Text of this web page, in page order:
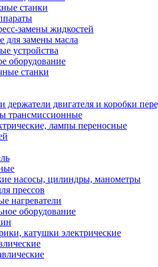
станки
замены жидкостей
для замены масла
устройства
оборудование
станки
держатели двигателя и коробки
трансмиссионные
лампы переносные
насосы, цилиндры, манометры
прессов
нагреватели
оборудование
катушки электрические